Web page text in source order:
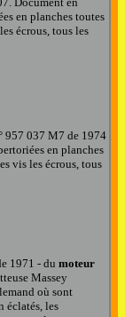
en planches toutes
écrous, tous les
957 037 M7 de 1974
en planches
vis les écrous, tous
1971 - du moteur
Massey
où sont
éclatés, les